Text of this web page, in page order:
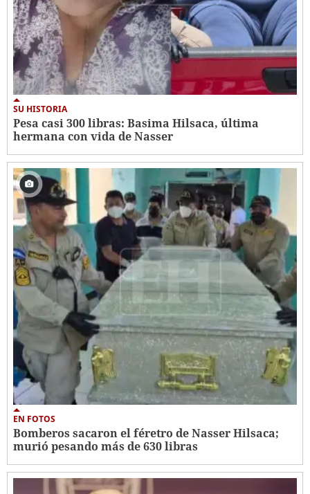
SU HISTORIA
Pesa casi 300 libras: Basima Hilsaca, última
hermana con vida de Nasser
EN FOTOS
Bomberos sacaron el féretro de Nasser Hilsaca;
murió pesando más de 630 libras